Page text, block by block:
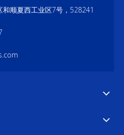
和顺夏西工业区7号，528241